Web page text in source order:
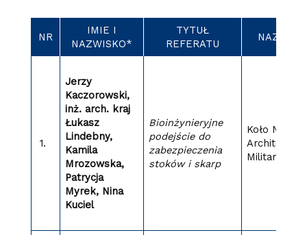
NR
IMIE I
NAZWISKO*
TYTUŁ
REFERATU
NAZWA
1.
Jerzy
Kaczorowski,
inż. arch. kraj
Łukasz
Lindebny,
Kamila
Mrozowska,
Patrycja
Myrek, Nina
Kuciel
Bioinżynieryjne
podejście do
zabezpieczenia
stoków i skarp
Koło
Architektura
Militaris